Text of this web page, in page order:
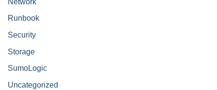
Runbook
Security
Storage
SumoLogic
Uncategorized